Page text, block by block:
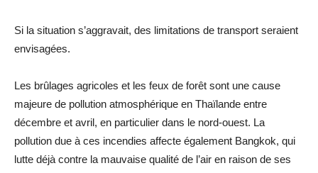
Si la situation s’aggravait, des limitations de transport seraient
envisagées.
Les brûlages agricoles et les feux de forêt sont une cause
majeure de pollution atmosphérique en Thaïlande entre
décembre et avril, en particulier dans le nord-ouest. La
pollution due à ces incendies affecte également Bangkok, qui
lutte déjà contre la mauvaise qualité de l’air en raison de ses